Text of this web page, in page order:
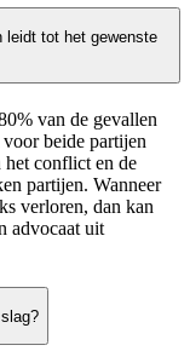
leidt tot het gewenste
van de gevallen
beide partijen
het conflict en de
partijen. Wanneer
verloren, dan kan
advocaat uit